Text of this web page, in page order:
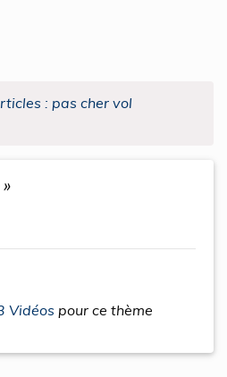
: pas cher vol
»
Vidéos pour ce thème